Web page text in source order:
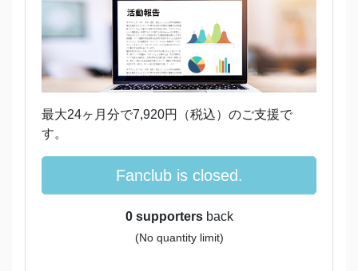
最大24ヶ月分で7,920円（税込）のご支援で
す。
Fanclub is closed.
0 supportersback
(No quantity limit)